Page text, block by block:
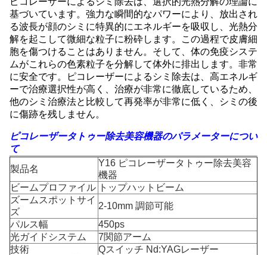
基づいています。強力な瞬間的なパワーにより、放出され
る波長が顔のシミに特異的にエネルギーを吸収し、光熱分
解を起こして微細な粒子に粉砕します。この過程で皮膚細
胞を傷つけることはありません。そして、体の免疫システ
ムがこれらの色素粒子を分解して体外に排出します。非常
に安全です。ピコレーザーによるシミ除去は、高エネルギ
ーで治療選択性が高く、治療が非常に徹底しているため、
他のシミ治療法と比較して再発率が非常に低く、シミの後
に傷跡を残しません。
ピコレーザータトゥー除去美容機器のパラメーターについ
て
製品名
Y16 ピコレーザータトゥー除去美容
機器
ビームプロファイル トップハットビーム
ズームスポットサイ
ズ
2-10mm 調節可能
パルス幅
450ps
光ガイドシステム
7関節アーム
技術
Qスイッチ Nd:YAGレーザー